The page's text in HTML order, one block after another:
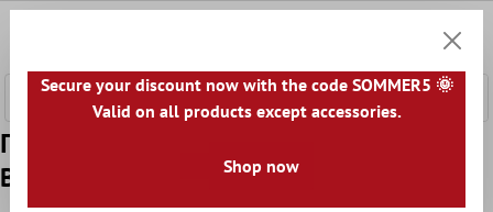
Πρότυπο από Ψηφιδωτά Πλακάκια
Bότσαλα Ποταμού Burgas Τομή Ασπρο
Secure your discount now with the code SOMMER5 🌞
Valid on all products except accessories.
Shop now